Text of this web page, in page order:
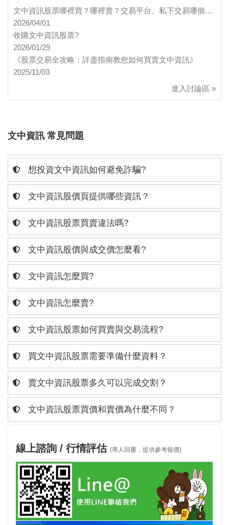
文中資訊股票哪裡買？哪裡賣？交易平台、私下交易哪個…
2026/04/01
收購文中資訊股票?
2026/01/29
《股票交易全攻略：詳盡指南教您如何買賣文中資訊》
2025/11/03
進入討論區 »
文中資訊 常見問題
想投資文中資訊如何避免詐騙?
文中資訊股價頁提供哪些資訊？
文中資訊股票買賣違法嗎?
文中資訊股價與成交價怎麼看?
文中資訊怎麼買?
文中資訊怎麼賣?
文中資訊股票如何買賣與交易流程?
買文中資訊股票需要準備什麼資料？
賣文中資訊股票多久可以完成交割？
文中資訊股票買價和賣價為什麼不同？
線上諮詢 / 行情評估 (專人回覆，提供參考報價)